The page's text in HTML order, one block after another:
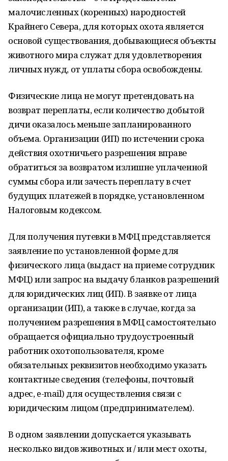
малочисленных (коренных) народностей
Крайнего Севера, для которых охота является
основой существования, добывающиеся объекты
животного мира служат для удовлетворения
личных нужд, от уплаты сбора освобождены.
Физические лица не могут претендовать на
возврат переплаты, если количество добытой
дичи оказалось меньше запланированного
объема. Организации (ИП) по истечении срока
действия охотничьего разрешения вправе
обратиться за возвратом излишне уплаченной
суммы сбора или зачесть переплату в счет
будущих платежей в порядке, установленном
Налоговым кодексом.
Для получения путевки в МФЦ представляется
заявление по установленной форме для
физического лица (выдаст на приеме сотрудник
МФЦ) или запрос на выдачу бланков разрешений
для юридических лиц (ИП). В заявке от лица
организации (ИП), а также в случае, когда за
получением разрешения в МФЦ самостоятельно
обращается официально трудоустроенный
работник охотопользователя, кроме
обязательных реквизитов необходимо указать
контактные сведения (телефоны, почтовый
адрес, e-mail) для осуществления связи с
юридическим лицом (предпринимателем).
В одном заявлении допускается указывать
несколько видов животных и / или мест охоты,